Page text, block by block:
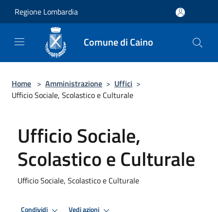
Regione Lombardia
Comune di Caino
Home > Amministrazione > Uffici >
Ufficio Sociale, Scolastico e Culturale
Ufficio Sociale,
Scolastico e Culturale
Ufficio Sociale, Scolastico e Culturale
Condividi Vedi azioni